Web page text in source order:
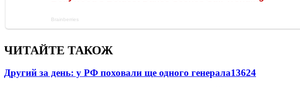
ЧИТАЙТЕ ТАКОЖ
Другий за день: у РФ поховали ще одного генерала13624